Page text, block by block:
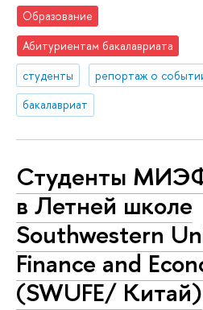
Образование
Абитуриентам бакалавриата
студенты
репортаж о
бакалавриат
Студенты
в Летней школе
Southwestern
Finance and
(SWUFE/ Китай)